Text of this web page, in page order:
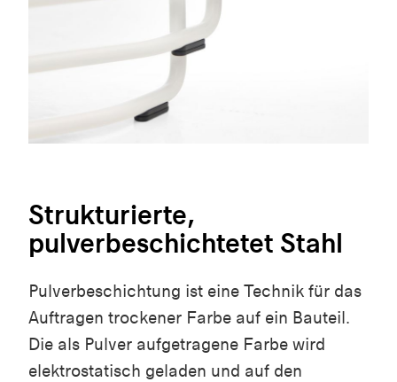
Strukturierte,
pulverbeschichtetet Stahl
Pulverbeschichtung ist eine Technik für das
Auftragen trockener Farbe auf ein Bauteil.
Die als Pulver aufgetragene Farbe wird
elektrostatisch geladen und auf den